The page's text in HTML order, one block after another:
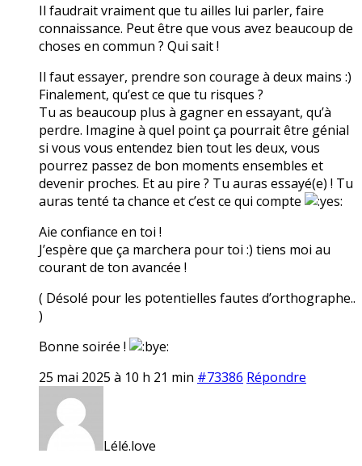
Il faudrait vraiment que tu ailles lui parler, faire
connaissance. Peut être que vous avez beaucoup de
choses en commun ? Qui sait !
Il faut essayer, prendre son courage à deux mains :)
Finalement, qu’est ce que tu risques ?
Tu as beaucoup plus à gagner en essayant, qu’à
perdre. Imagine à quel point ça pourrait être génial
si vous vous entendez bien tout les deux, vous
pourrez passez de bon moments ensembles et
devenir proches. Et au pire ? Tu auras essayé(e) ! Tu
auras tenté ta chance et c’est ce qui compte
Aie confiance en toi !
J’espère que ça marchera pour toi :) tiens moi au
courant de ton avancée !
( Désolé pour les potentielles fautes d’orthographe..
)
Bonne soirée !
25 mai 2025 à 10 h 21 min #73386 Répondre
Lélé.love